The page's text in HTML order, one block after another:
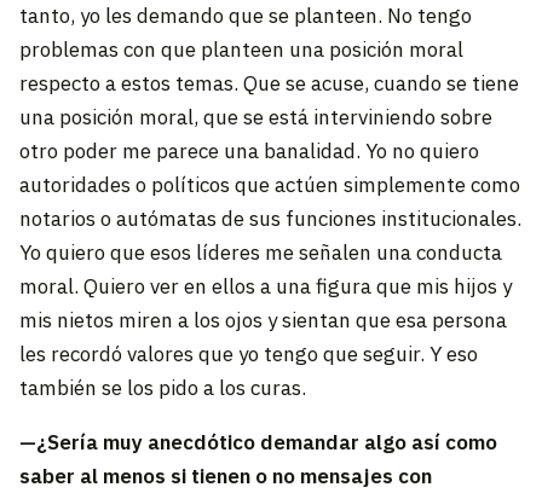
tanto, yo les demando que se planteen. No tengo
problemas con que planteen una posición moral
respecto a estos temas. Que se acuse, cuando se tiene
una posición moral, que se está interviniendo sobre
otro poder me parece una banalidad. Yo no quiero
autoridades o políticos que actúen simplemente como
notarios o autómatas de sus funciones institucionales.
Yo quiero que esos líderes me señalen una conducta
moral. Quiero ver en ellos a una figura que mis hijos y
mis nietos miren a los ojos y sientan que esa persona
les recordó valores que yo tengo que seguir. Y eso
también se los pido a los curas.
—¿Sería muy anecdótico demandar algo así como
saber al menos si tienen o no mensajes con